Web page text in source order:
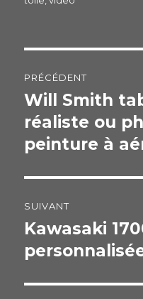
o
de
l’article
PRÉCÉDENT
Publication
précédente :
Will Smith
réaliste ou
peinture à
SUIVANT
Publication
suivante :
Kawasaki